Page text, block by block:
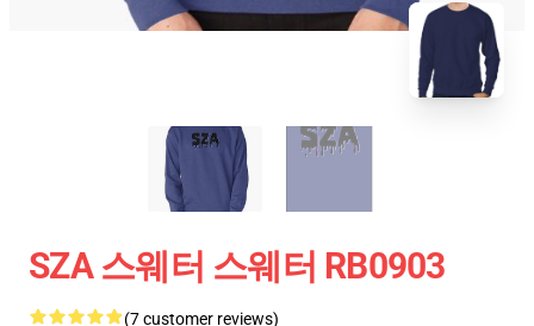
SZA 스웨터 스웨터 RB0903
(7 customer reviews)